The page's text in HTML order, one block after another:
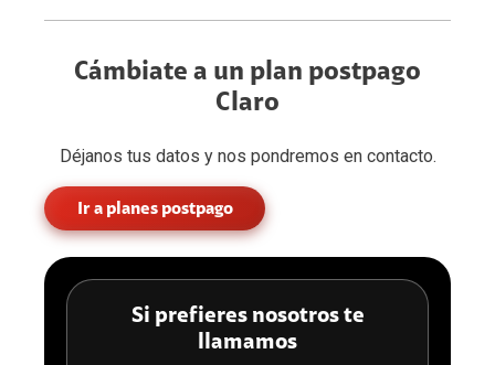
Cámbiate a un plan postpago
Claro
Déjanos tus datos y nos pondremos en contacto.
Ir a planes postpago
Si prefieres nosotros te
llamamos